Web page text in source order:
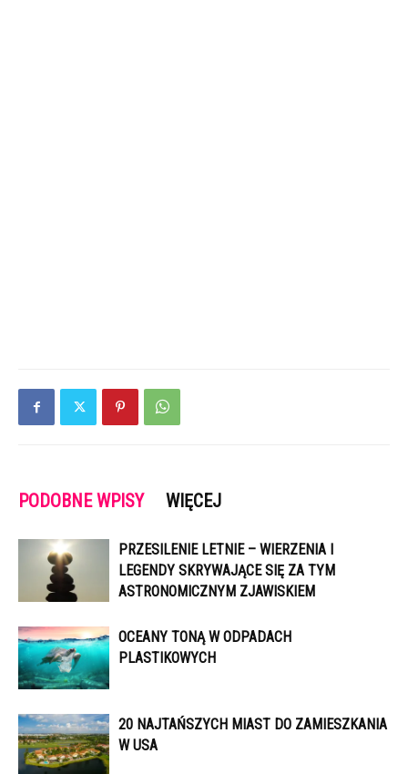
PODOBNE WPISY WIĘCEJ
PRZESILENIE LETNIE – WIERZENIA I
LEGENDY SKRYWAJĄCE SIĘ ZA TYM
ASTRONOMICZNYM ZJAWISKIEM
OCEANY TONĄ W ODPADACH
PLASTIKOWYCH
20 NAJTAŃSZYCH MIAST DO ZAMIESZKANIA
W USA